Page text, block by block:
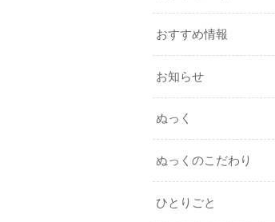
おすすめ情報
お知らせ
ぬっく
ぬっくのこだわり
ひとりごと